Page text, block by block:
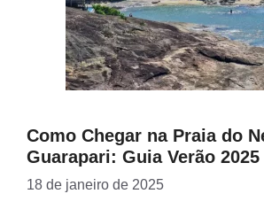
Como Chegar na Praia do
Guarapari: Guia Verão 2025
18 de janeiro de 2025